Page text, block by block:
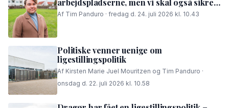
arbejdspladserne, men vi skal også sikre,
at folk i området kan få en god nattesøvn«
Af Tim Panduro · fredag d. 24. juli 2026 kl. 10.43
Politiske venner uenige om
ligestillingspolitik
Af Kirsten Marie Juel Mouritzen og Tim Panduro ·
onsdag d. 22. juli 2026 kl. 10.58